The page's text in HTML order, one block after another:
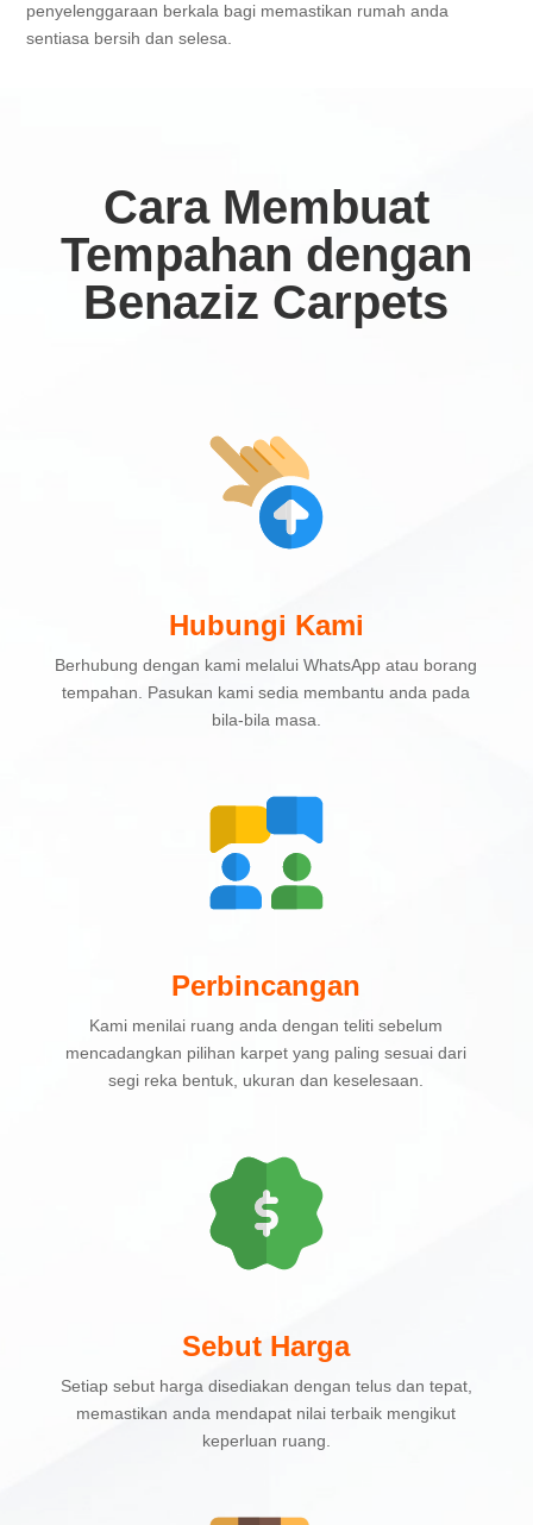
penyelenggaraan berkala bagi memastikan rumah anda
sentiasa bersih dan selesa.
Cara Membuat
Tempahan dengan
Benaziz Carpets
Hubungi Kami
Berhubung dengan kami melalui WhatsApp atau borang
tempahan. Pasukan kami sedia membantu anda pada
bila-bila masa.
Perbincangan
Kami menilai ruang anda dengan teliti sebelum
mencadangkan pilihan karpet yang paling sesuai dari
segi reka bentuk, ukuran dan keselesaan.
Sebut Harga
Setiap sebut harga disediakan dengan telus dan tepat,
memastikan anda mendapat nilai terbaik mengikut
keperluan ruang.